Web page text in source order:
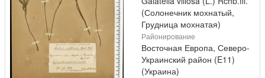
(Солонечник мохнатый,
Грудница мохнатая)
Районирование
Восточная Европа, Северо-
Украинский район (E11)
(Украина)